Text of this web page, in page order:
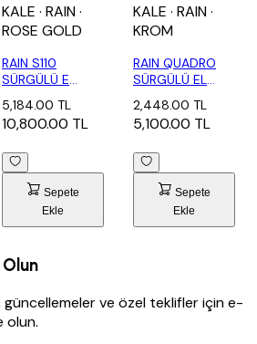
KALE · RAIN·
ROSE GOLD
RAIN S110
SÜRGÜLÜ E
FONKSİ...
5,184.00 TL
10,800.00 TL
Sepete
Ekle
KALE · RAIN·
KROM
RAIN QUADRO
SÜRGÜLÜ EL
FON...
2,448.00 TL
5,100.00 TL
Sepete
Ekle
güncellemeler ve özel teklifler için e-
olun.